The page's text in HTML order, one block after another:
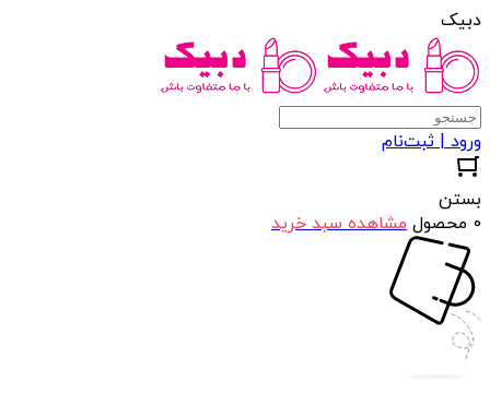
دبیک
ورود | ثبت‌نام
بستن
0 محصول
مشاهده سبد خرید